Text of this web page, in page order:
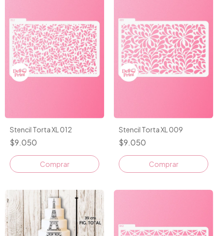
Stencil Torta XL 012
$9.050
Stencil Torta XL 009
$9.050